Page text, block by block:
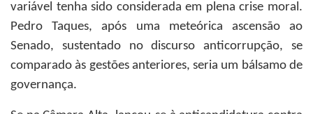
variável tenha sido considerada em plena crise moral.
Pedro Taques, após uma meteórica ascensão ao
Senado, sustentado no discurso anticorrupção, se
comparado às gestões anteriores, seria um bálsamo de
governança.